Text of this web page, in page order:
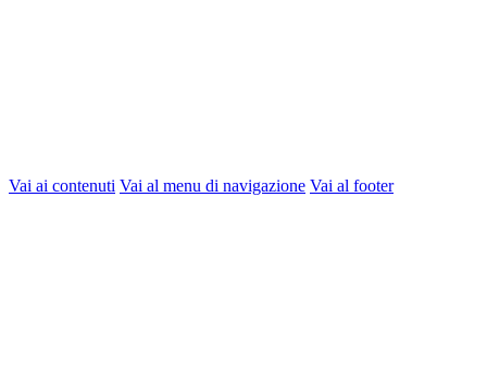
Vai ai contenuti Vai al menu di navigazione Vai al footer